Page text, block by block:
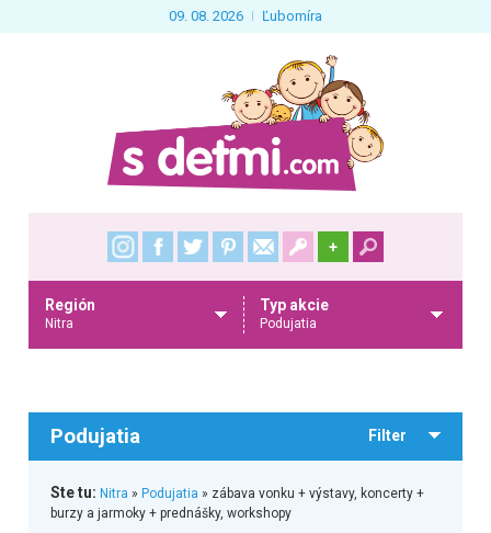
09. 08. 2026 Ľubomíra
+
Región
Nitra
Typ akcie
Podujatia
Podujatia Filter
Ste tu: Nitra » Podujatia » zábava vonku + výstavy, koncerty +
burzy a jarmoky + prednášky, workshopy